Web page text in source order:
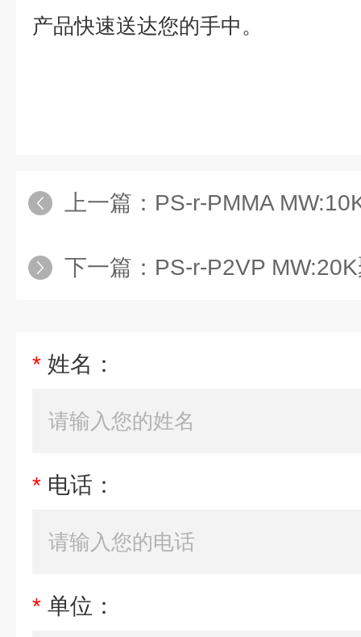
产品快速送达您的手中。
上一篇： PS-r-PMMA MW:10K聚苯乙
下一篇： PS-r-P2VP MW:20K聚苯乙
* 姓名：
* 电话：
* 单位：